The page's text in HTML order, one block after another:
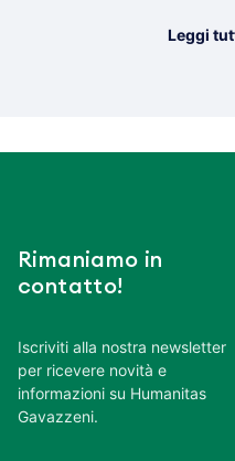
Leggi
Rimaniamo in
contatto!
Iscriviti alla nostra newsletter
per ricevere novità e
informazioni su Humanitas
Gavazzeni.